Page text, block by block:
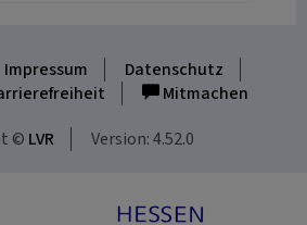
Impressum
Datenschutz
Mitmachen
© LVR Version: 4.52.0